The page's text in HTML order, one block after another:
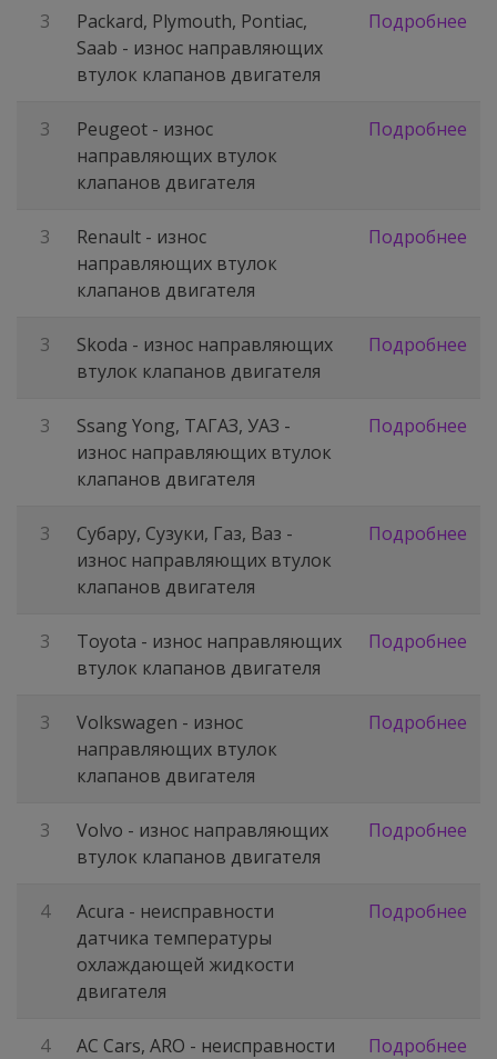
3
Packard, Plymouth, Pontiac,
Saab - износ направляющих
втулок клапанов двигателя
Подробнее
3
Peugeot - износ
направляющих втулок
клапанов двигателя
Подробнее
3
Renault - износ
направляющих втулок
клапанов двигателя
Подробнее
3
Skoda - износ направляющих
втулок клапанов двигателя
Подробнее
3
Ssang Yong, ТАГАЗ, УАЗ -
износ направляющих втулок
клапанов двигателя
Подробнее
3
Субару, Сузуки, Газ, Ваз -
износ направляющих втулок
клапанов двигателя
Подробнее
3
Toyota - износ направляющих
втулок клапанов двигателя
Подробнее
3
Volkswagen - износ
направляющих втулок
клапанов двигателя
Подробнее
3
Volvo - износ направляющих
втулок клапанов двигателя
Подробнее
4
Acura - неисправности
датчика температуры
охлаждающей жидкости
двигателя
Подробнее
4
AC Cars, ARO - неисправности
Подробнее